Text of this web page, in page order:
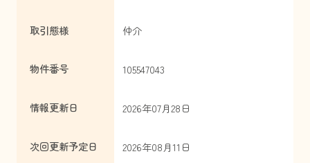
取引態様 仲介
物件番号 105547043
情報更新日 2026年07月28日
次回更新予定日 2026年08月11日